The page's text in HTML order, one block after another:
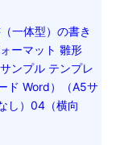
一体型）の書き
ーマット 雛形
ンプル テンプレ
ド Word）（A5サ
し）04（横向